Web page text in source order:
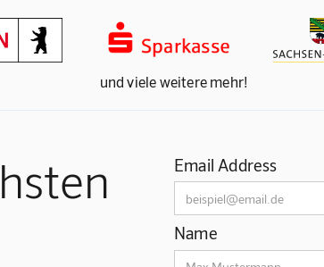
und viele weitere mehr!
Email Address
Name